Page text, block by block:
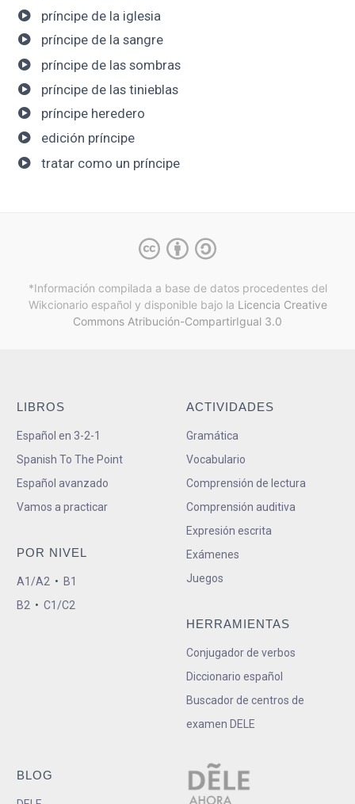
príncipe de la iglesia
príncipe de la sangre
príncipe de las sombras
príncipe de las tinieblas
príncipe heredero
edición príncipe
tratar como un príncipe
*Información compilada a base de datos procedentes del
Wikcionario español y disponible bajo la Licencia Creative
Commons Atribución-CompartirIgual 3.0
LIBROS
Español en 3-2-1
Spanish To The Point
Español avanzado
Vamos a practicar
POR NIVEL
A1/A2 • B1
B2 • C1/C2
ACTIVIDADES
Gramática
Vocabulario
Comprensión de lectura
Comprensión auditiva
Expresión escrita
Exámenes
Juegos
HERRAMIENTAS
Conjugador de verbos
Diccionario español
Buscador de centros de
examen DELE
BLOG